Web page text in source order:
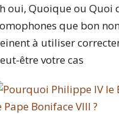
oui, Quoique ou Quoi
que bon
à utiliser
être votre cas